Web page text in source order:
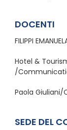
DOCENTI
FILIPPI
Hotel &
/
Paola Giuliani/
SEDE DEL